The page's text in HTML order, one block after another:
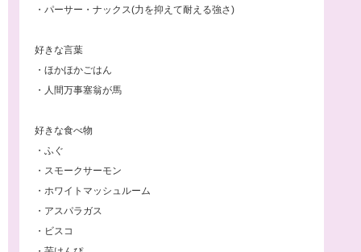
・パーサー・ナックス(力を抑えて耐える強さ)
好きな言葉
・ほかほかごはん
・人間万事塞翁が馬
好きな食べ物
・ふぐ
・スモークサーモン
・ホワイトマッシュルーム
・アスパラガス
・ビスコ